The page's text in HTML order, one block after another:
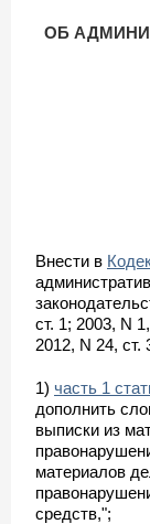
ОБ
Внести в
ст. 1; 2003, N
2012, N 24,
1) часть 1
дополнить
выписки из
материалов
средств,";